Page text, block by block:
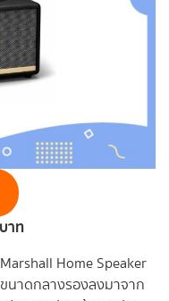
าท
Home Speaker
นาดกลางรองลงมาจาก